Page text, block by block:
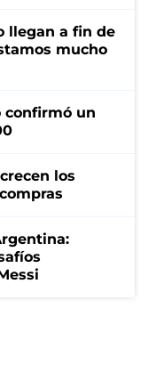
llegan a fin de
mucho
confirmó un
los